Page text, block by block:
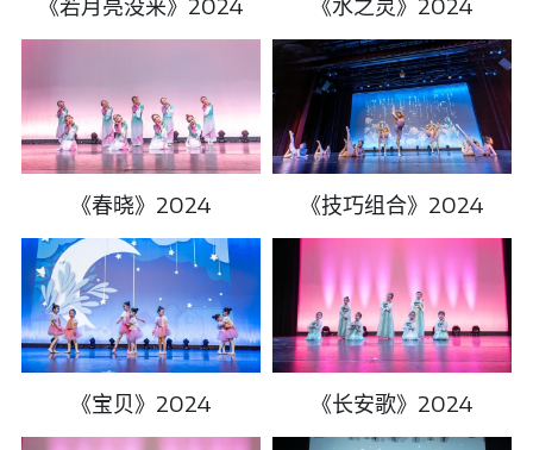
《春晓》2024
《宝贝》2024
《技巧组合》2024
《长安歌》2024